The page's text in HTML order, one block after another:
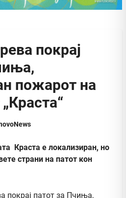
покрај
пожарот на
Краста е локализиран, но
страни на патот кон